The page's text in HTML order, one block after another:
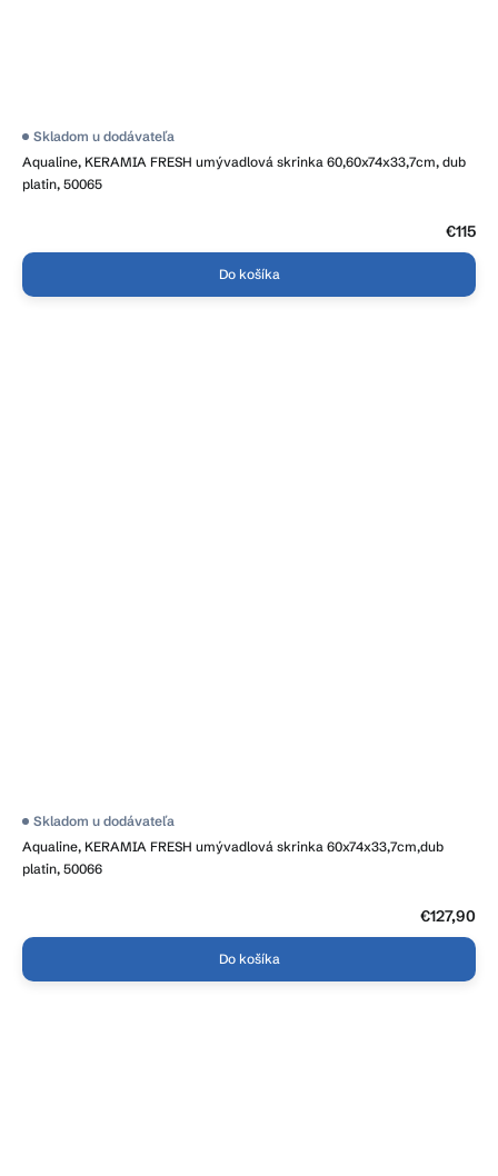
Aqualine, KERAMIA FRESH umývadlová skrinka 60,60x74x33,7cm, dub
platin, 50065
Skladom u dodávateľa
€115
Do košíka
Aqualine, KERAMIA FRESH umývadlová skrinka 60x74x33,7cm,dub
platin, 50066
Skladom u dodávateľa
€127,90
Do košíka